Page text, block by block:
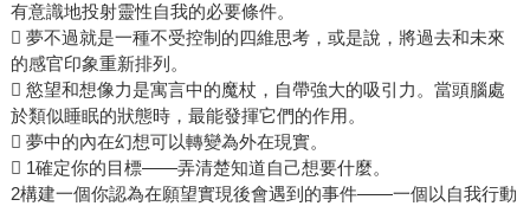
有意識地投射靈性自我的必要條件。
 夢不過就是一種不受控制的四維思考，或是說，將過去和未來
的感官印象重新排列。
 慾望和想像力是寓言中的魔杖，自帶強大的吸引力。當頭腦處
於類似睡眠的狀態時，最能發揮它們的作用。
 夢中的內在幻想可以轉變為外在現實。
 1確定你的目標——弄清楚知道自己想要什麼。
2構建一個你認為在願望實現後會遇到的事件——一個以自我行動